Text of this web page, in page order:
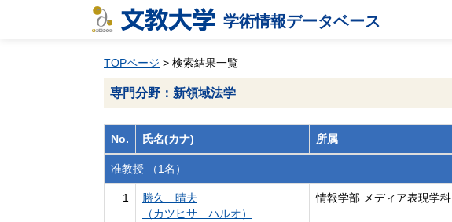
学術情報データベース
TOPページ > 検索結果一覧
専門分野：新領域法学
No. 氏名(カナ) 所属
准教授 （1名）
1
勝久 晴夫
（カツヒサ ハルオ）
情報学部 メディア表現学科